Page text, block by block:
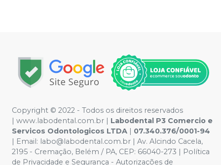
Copyright © 2022 - Todos os direitos reservados
| www.labodental.com.br | Labodental P3 Comercio e
Servicos Odontologicos LTDA | 07.340.376/0001-94
| Email: labo@labodental.com.br | Av. Alcindo Cacela,
2195 - Cremação, Belém / PA, CEP: 66040-273 | Política
de Privacidade e Segurança - Autorizações de